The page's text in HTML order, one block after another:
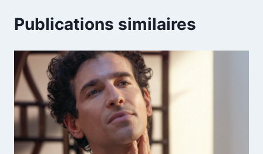
Publications similaires